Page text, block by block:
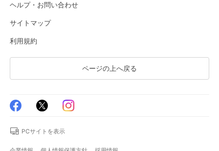
ヘルプ・お問い合わせ
サイトマップ
利用規約
ページの上へ戻る
PCサイトを表示